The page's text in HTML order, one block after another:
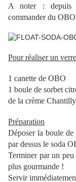
A noter : depuis
commander du OBO
Pour réaliser un
1 canette de OBO
1 boule de sorbet
de la crème
Préparation
Déposer la boule de
par dessus le soda
Terminer par un
plus gourmande !
Servir